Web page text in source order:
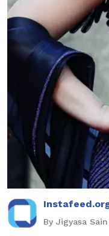
By Jigyasa